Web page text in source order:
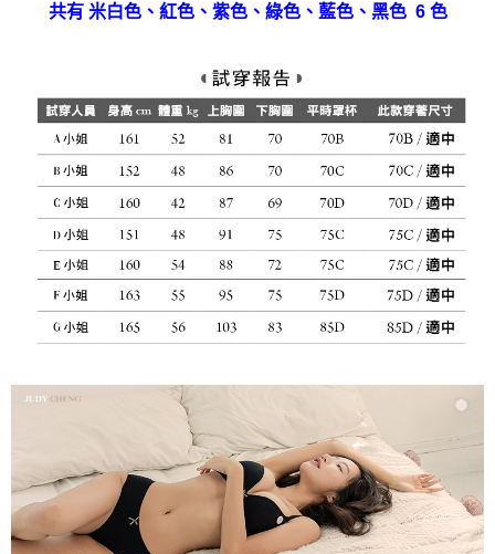
共有 米白色、紅色、 紫色、綠色、藍色、 黑色 6 色